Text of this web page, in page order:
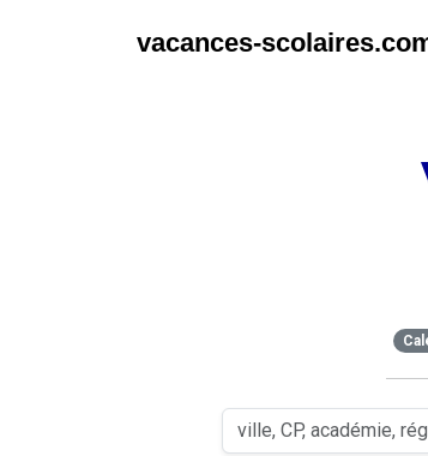
vacances-